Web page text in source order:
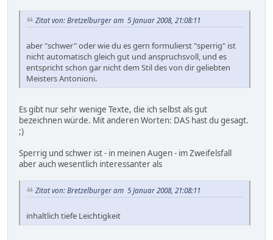
Zitat von: Bretzelburger am 5 Januar 2008, 21:08:11
aber "schwer" oder wie du es gern formulierst "sperrig" ist
nicht automatisch gleich gut und anspruchsvoll, und es
entspricht schon gar nicht dem Stil des von dir geliebten
Meisters Antonioni.
Es gibt nur sehr wenige Texte, die ich selbst als gut
bezeichnen würde. Mit anderen Worten: DAS hast du gesagt.
;)
Sperrig und schwer ist - in meinen Augen - im Zweifelsfall
aber auch wesentlich interessanter als
Zitat von: Bretzelburger am 5 Januar 2008, 21:08:11
inhaltlich tiefe Leichtigkeit